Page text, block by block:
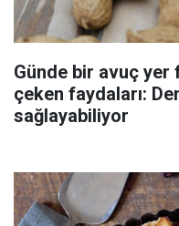
Günde bir avuç yer
çeken faydaları:
sağlayabiliyor